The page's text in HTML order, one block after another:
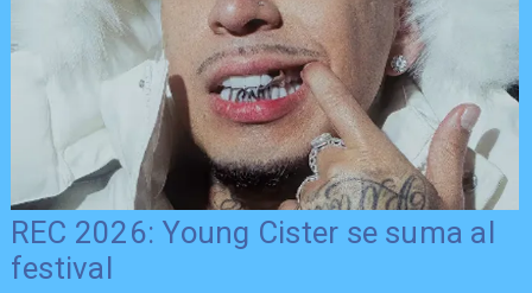
REC 2026: Young Cister se suma al
festival